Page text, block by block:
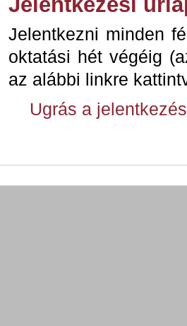
Jelentkezni minden
oktatási hét végéig
az alábbi linkre
Ugrás a